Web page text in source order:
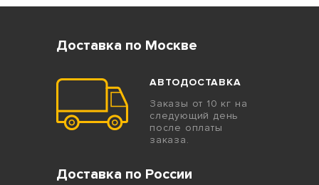
Доставка по Москве
АВТОДОСТАВКА
Заказы от 10 кг на
следующий день
после оплаты
заказа.
Доставка по России